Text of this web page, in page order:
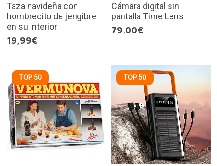
Taza navideña con
hombrecito de jengibre
en su interior
19,99€
Cámara digital sin
pantalla Time Lens
79,00€
TOP 50 TOP 50